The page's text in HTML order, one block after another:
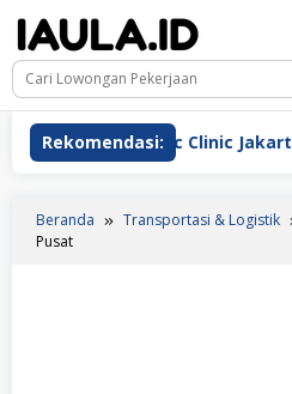
konten
Rekomendasi:
Aesthetic Clinic Jakarta Utara
Beranda Transportasi & Logistik
Pusat